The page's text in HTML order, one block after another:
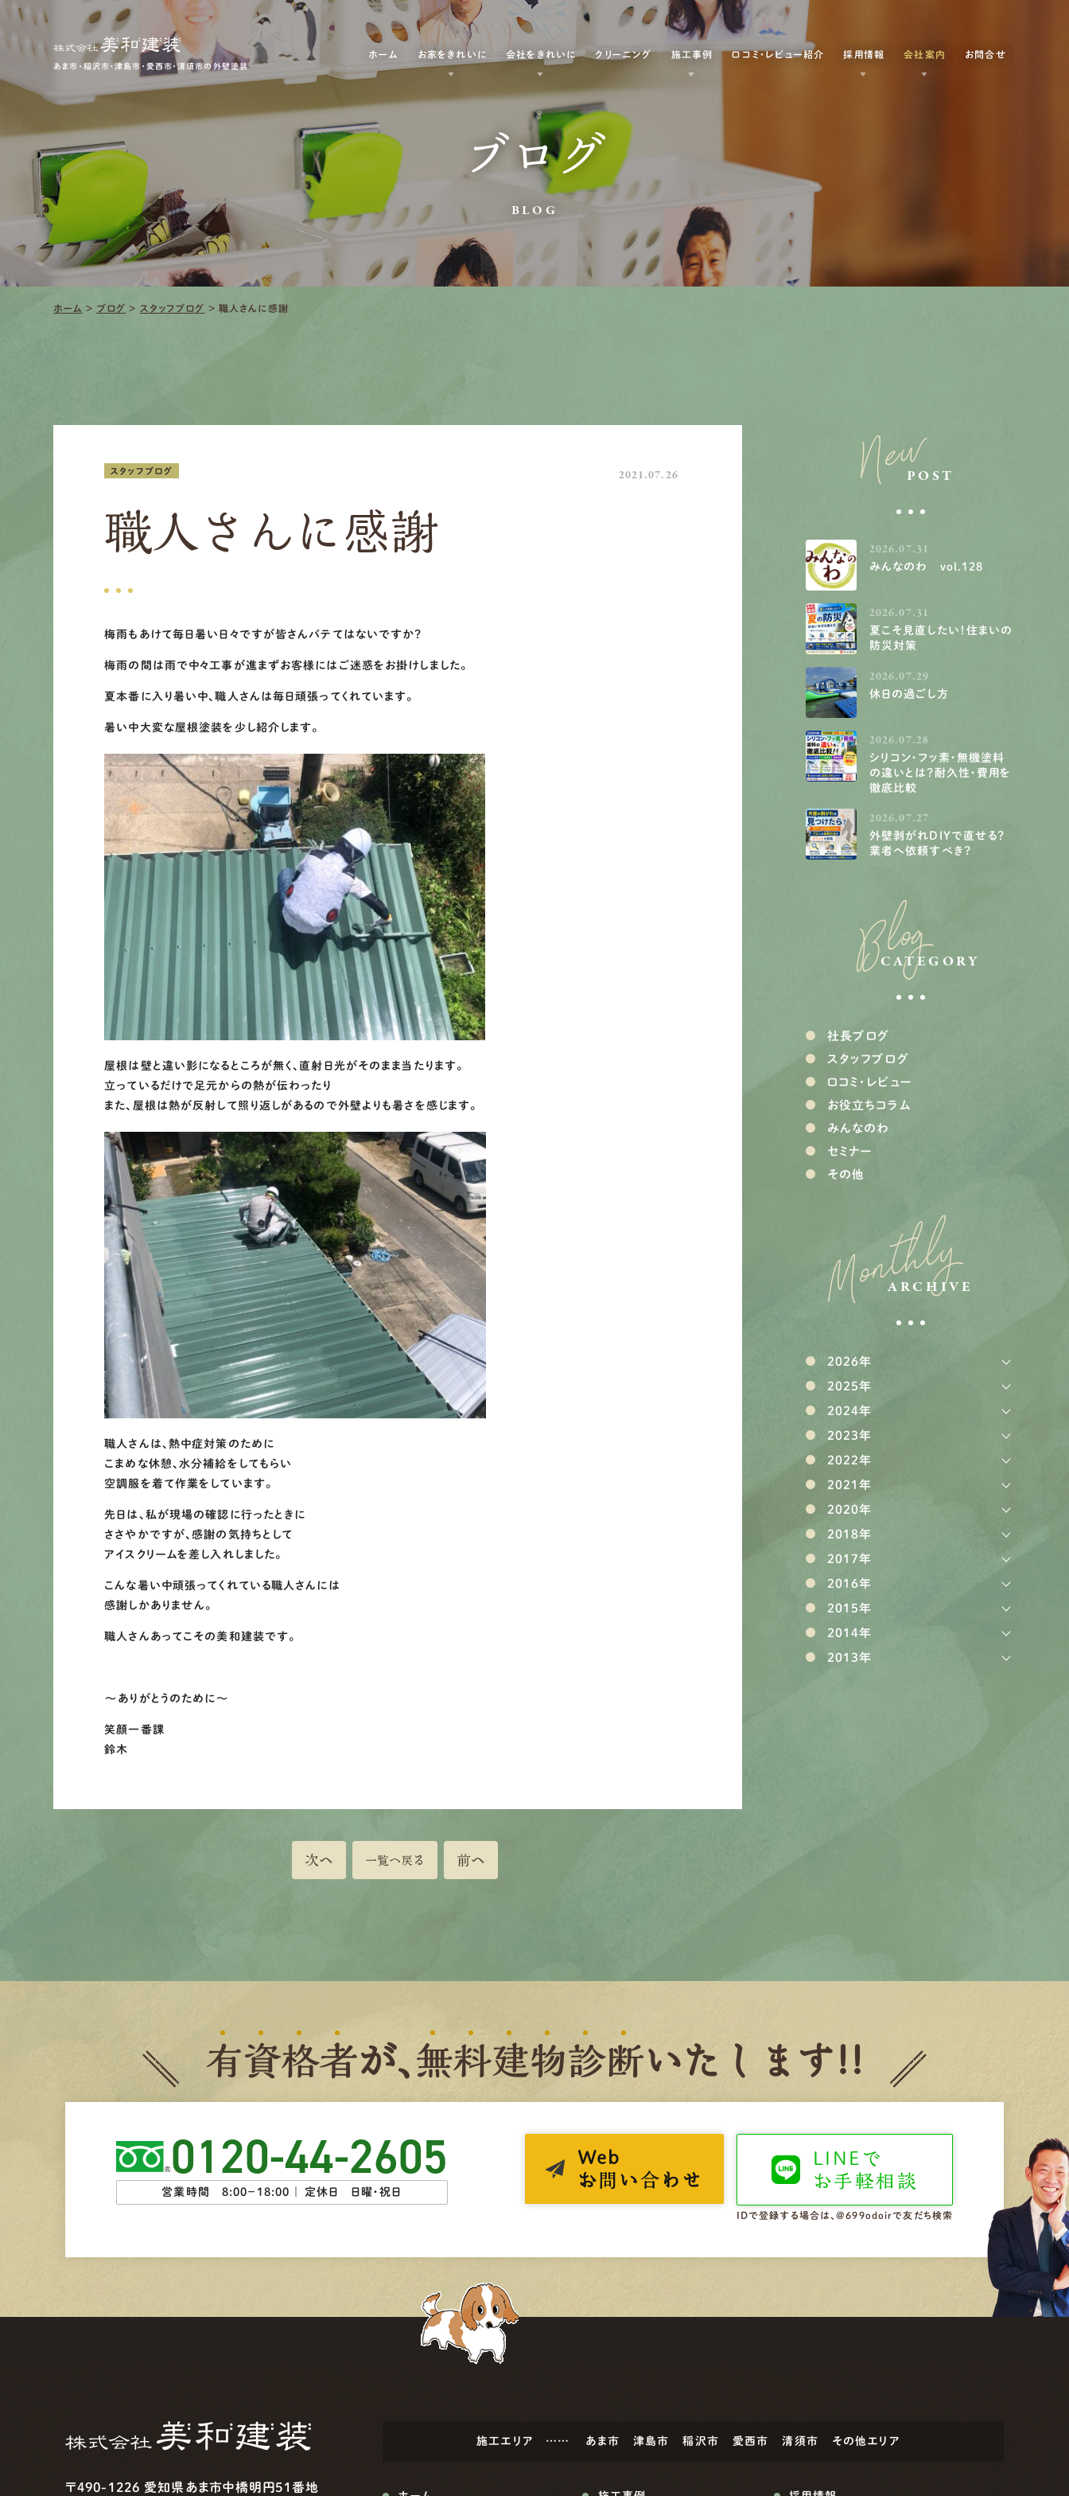
あま市・稲沢市・津島市・愛西市・清須市の外壁塗装
ホーム お家をきれいに 会社をきれいに クリーニング 施工事例 口コミ・レビュー紹介 採用情報 会社案内 お問合せ
ブログ
BLOG
ホーム > ブログ > スタッフブログ > 職人さんに感謝
スタッフブログ 2021.07.26
職人さんに感謝
梅雨もあけて毎日暑い日々ですが皆さんバテてはないですか？
梅雨の間は雨で中々工事が進まずお客様にはご迷惑をお掛けしました。
夏本番に入り暑い中、職人さんは毎日頑張ってくれています。
暑い中大変な屋根塗装を少し紹介します。
屋根は壁と違い影になるところが無く、直射日光がそのまま当たります。
立っているだけで足元からの熱が伝わったり
また、屋根は熱が反射して照り返しがあるので外壁よりも暑さを感じます。
職人さんは、熱中症対策のために
こまめな休憩、水分補給をしてもらい
空調服を着て作業をしています。
先日は、私が現場の確認に行ったときに
ささやかですが、感謝の気持ちとして
アイスクリームを差し入れしました。
こんな暑い中頑張ってくれている職人さんには
感謝しかありません。
職人さんあってこその美和建装です。
～ありがとうのために～
笑顔一番課
鈴木
次へ 一覧へ戻る 前へ
NewPOST
2026.07.31
みんなのわ vol.128
2026.07.31
夏こそ見直したい！住まいの
防災対策
2026.07.29
休日の過ごし方
2026.07.28
シリコン・フッ素・無機塗料
の違いとは？耐久性・費用を
徹底比較
2026.07.27
外壁剥がれDIYで直せる？
業者へ依頼すべき？
Blog
CATEGORY
社長ブログ
スタッフブログ
口コミ・レビュー
お役立ちコラム
みんなのわ
セミナー
その他
Monthly
ARCHIVE
2026年
2025年
2024年
2023年
2022年
2021年
2020年
2018年
2017年
2016年
2015年
2014年
2013年
有資格者が、 無料建物診断いたします!!
0120-44-2605
営業時間 8:00−18:00 ｜ 定休日 日曜・祝日
Web
お問い合わせ
LINEで
お手軽相談
IDで登録する場合は、@699odoirで友だち検索
〒490-1226 愛知県あま市中橋明円51番地
施工エリア …… あま市 津島市 稲沢市 愛西市 清須市 その他エリア